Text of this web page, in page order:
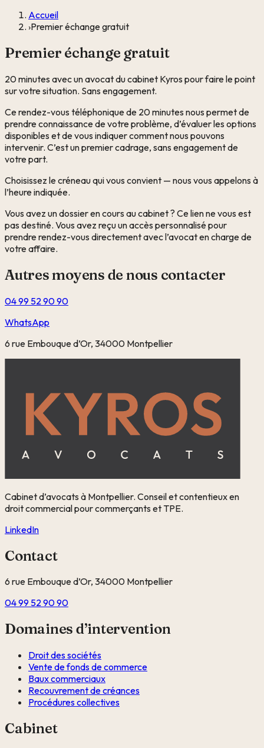
Accueil
›Premier échange gratuit
Premier échange gratuit
20 minutes avec un avocat du cabinet Kyros pour faire le point
sur votre situation. Sans engagement.
Ce rendez-vous téléphonique de 20 minutes nous permet de
prendre connaissance de votre problème, d’évaluer les options
disponibles et de vous indiquer comment nous pouvons
intervenir. C’est un premier cadrage, sans engagement de
votre part.
Choisissez le créneau qui vous convient — nous vous appelons à
l’heure indiquée.
Vous avez un dossier en cours au cabinet ? Ce lien ne vous est
pas destiné. Vous avez reçu un accès personnalisé pour
prendre rendez-vous directement avec l’avocat en charge de
votre affaire.
Autres moyens de nous contacter
04 99 52 90 90
WhatsApp
6 rue Embouque d’Or, 34000 Montpellier
Cabinet d’avocats à Montpellier. Conseil et contentieux en
droit commercial pour commerçants et TPE.
LinkedIn
Contact
6 rue Embouque d’Or, 34000 Montpellier
04 99 52 90 90
Domaines d’intervention
Droit des sociétés
Vente de fonds de commerce
Baux commerciaux
Recouvrement de créances
Procédures collectives
Cabinet